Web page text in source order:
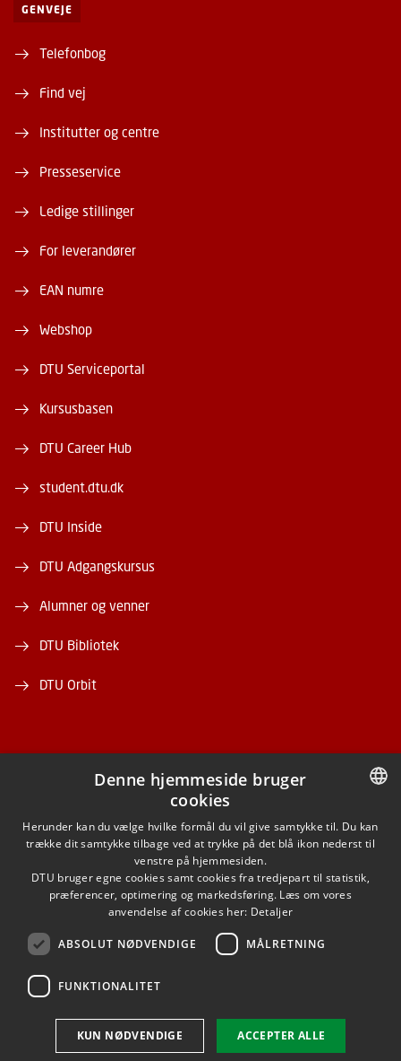
GENVEJE
Telefonbog
Find vej
Institutter og centre
Presseservice
Ledige stillinger
For leverandører
EAN numre
Webshop
DTU Serviceportal
Kursusbasen
DTU Career Hub
student.dtu.dk
DTU Inside
DTU Adgangskursus
Alumner og venner
DTU Bibliotek
DTU Orbit
FACEBOOK
INSTAGRAM
LINKEDIN
YOUTUBE
DANISH
ENGLISH
Denne hjemmeside bruger
cookies
Herunder kan du vælge hvilke formål du vil give samtykke til. Du kan
trække dit samtykke tilbage ved at trykke på det blå ikon nederst til
venstre på hjemmesiden.
DTU bruger egne cookies samt cookies fra tredjepart til statistik,
præferencer, optimering og markedsføring. Læs om vores
anvendelse af cookies her: Detaljer
ABSOLUT NØDVENDIGE MÅLRETNING
FUNKTIONALITET
ACCEPTER ALLE
KUN NØDVENDIGE